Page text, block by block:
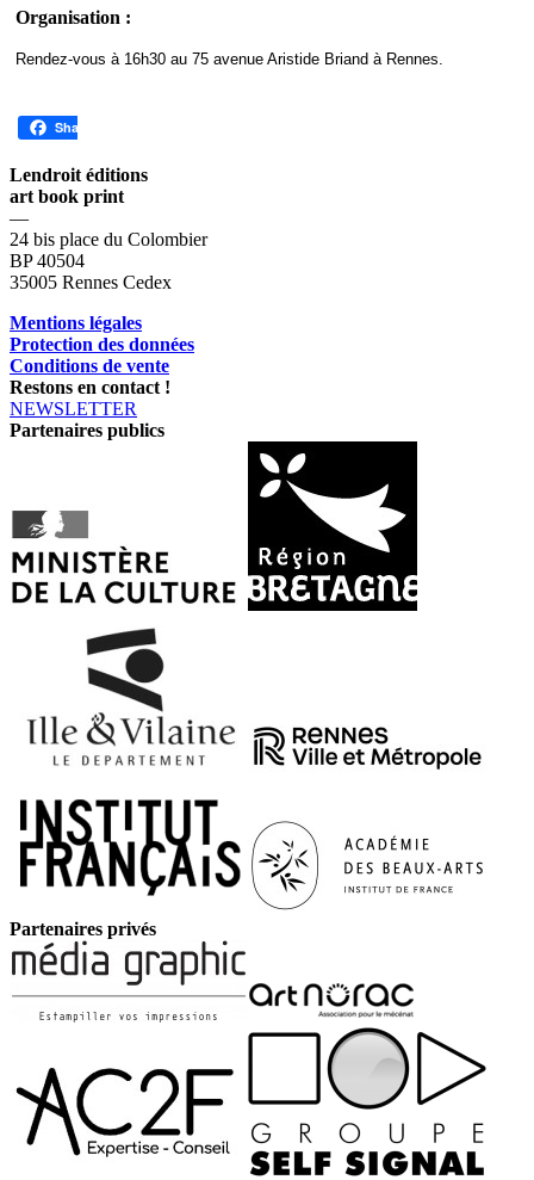
Organisation :
Rendez-vous à 16h30 au 75 avenue Aristide Briand à Rennes.
Share
Lendroit éditions
art book print
—
24 bis place du Colombier
BP 40504
35005 Rennes Cedex
Mentions légales
Protection des données
Conditions de vente
Restons en contact !
NEWSLETTER
Partenaires publics
Partenaires privés